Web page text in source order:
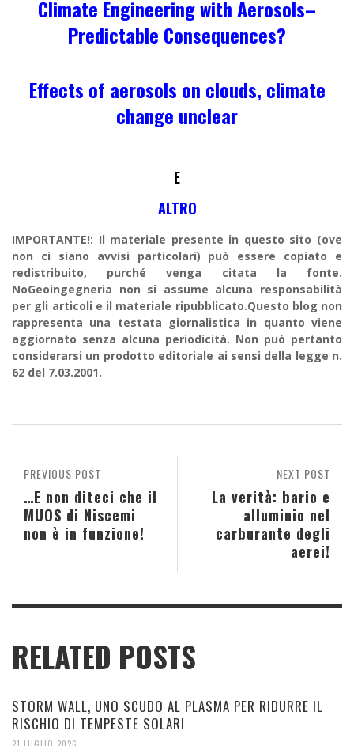
Climate Engineering with Aerosols–
Predictable Consequences?
Effects of aerosols on clouds, climate
change unclear
E
ALTRO
IMPORTANTE!: Il materiale presente in questo sito (ove
non ci siano avvisi particolari) può essere copiato e
redistribuito, purché venga citata la fonte.
NoGeoingegneria non si assume alcuna responsabilità
per gli articoli e il materiale ripubblicato.Questo blog non
rappresenta una testata giornalistica in quanto viene
aggiornato senza alcuna periodicità. Non può pertanto
considerarsi un prodotto editoriale ai sensi della legge n.
62 del 7.03.2001.
NEXT POST
La verità: bario e
alluminio nel
carburante degli
aerei!
PREVIOUS POST
…E non diteci che il
MUOS di Niscemi
non è in funzione!
RELATED POSTS
STORM WALL, UNO SCUDO AL PLASMA PER RIDURRE IL
RISCHIO DI TEMPESTE SOLARI